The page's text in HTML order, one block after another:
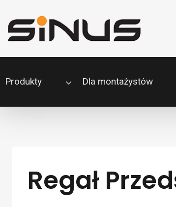
do
treści
Produkty Dla montażystów
Regał